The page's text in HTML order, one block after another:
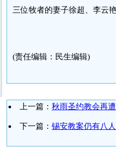
三位牧者的妻子徐超、李云
(责任编辑：民生编辑)
上一篇： 秋雨圣约教会再
下一篇： 锡安教案仍有八